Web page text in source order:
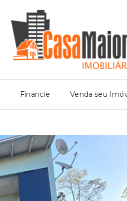
Financie Venda seu